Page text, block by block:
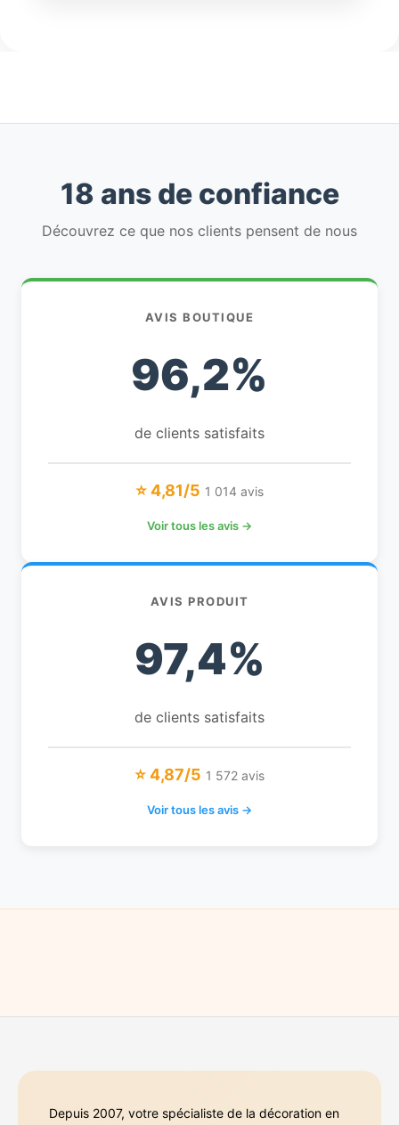
18 ans de confiance
Découvrez ce que nos clients pensent de nous
AVIS BOUTIQUE
96,2%
de clients satisfaits
⭐ 4,81/5 1 014 avis
Voir tous les avis →
AVIS PRODUIT
97,4%
de clients satisfaits
⭐ 4,87/5 1 572 avis
Voir tous les avis →
Depuis 2007, votre spécialiste de la décoration en